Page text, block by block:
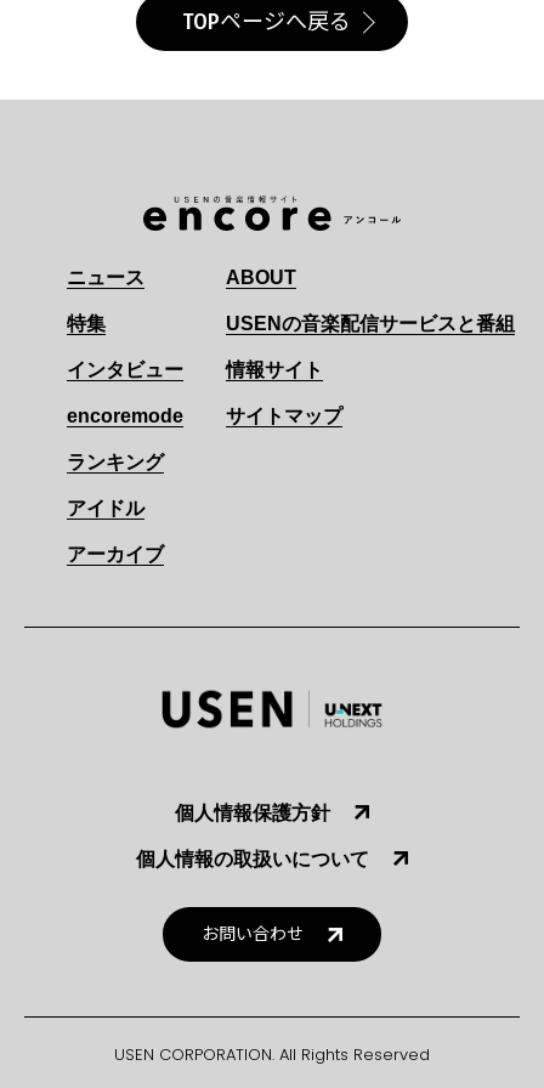
TOPページへ戻る
ニュース
特集
インタビュー
encoremode
ランキング
アイドル
アーカイブ
ABOUT
USENの音楽配信サービスと番組
情報サイト
サイトマップ
個人情報保護方針
個人情報の取扱いについて
お問い合わせ
USEN CORPORATION. All Rights Reserved